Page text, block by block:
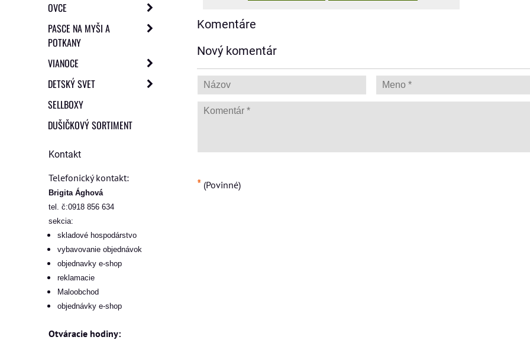
Komentáre
Nový komentár
* (Povinné)
OVCE
PASCE NA MYŠI A
POTKANY
VIANOCE
DETSKÝ SVET
SELLBOXY
DUŠIČKOVÝ SORTIMENT
Kontakt
Telefonický kontakt:
Brigita Ághová
tel. č:0918 856 634
sekcia:
skladové hospodárstvo
vybavovanie objednávok
objednavky e-shop
reklamacie
Maloobchod
objednávky e-shop
Otváracie hodiny: